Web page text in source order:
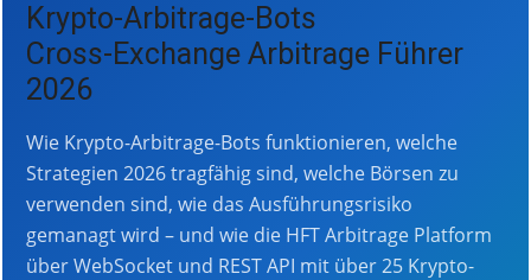
Krypto-Arbitrage-Bots
Cross-Exchange Arbitrage Führer
2026
Wie Krypto-Arbitrage-Bots funktionieren, welche
Strategien 2026 tragfähig sind, welche Börsen zu
verwenden sind, wie das Ausführungsrisiko
gemanagt wird – und wie die HFT Arbitrage Platform
über WebSocket und REST API mit über 25 Krypto-